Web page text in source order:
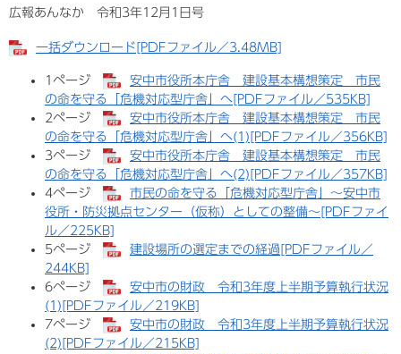
広報あんなか 令和3年12月1日号
一括ダウンロード[PDFファイル／3.48MB]
1ページ
安中市役所本庁舎 建設基本構想策定 市民
の命を守る「危機対応型庁舎」へ[PDFファイル／535KB]
2ページ
安中市役所本庁舎 建設基本構想策定 市民
の命を守る「危機対応型庁舎」へ(1)[PDFファイル／356KB]
3ページ
安中市役所本庁舎 建設基本構想策定 市民
の命を守る「危機対応型庁舎」へ​(2)[PDFファイル／357KB]
4ページ
市民の命を守る「危機対応型庁舎」​～安中市
役所・防災拠点センター（仮称）としての整備～[PDFファイ
ル／225KB]
5ページ
建設場所の選定までの経過[PDFファイル／
244KB]
6ページ
安中市の財政 令和3年度上半期予算執行状況
(1)[PDFファイル／219KB]
7ページ
安中市の財政 令和3年度上半期予算執行状況
(2)[PDFファイル／215KB]